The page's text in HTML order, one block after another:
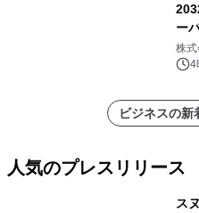
ー
プ
他
株
4
ビジネスの新
人気のプレスリリース
ス